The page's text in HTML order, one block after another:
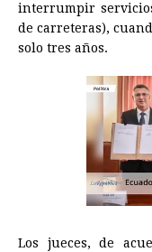
interrumpir
de carreteras),
solo tres años.
Los jueces, de